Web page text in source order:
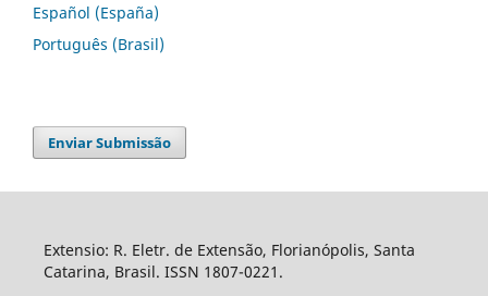
Español (España)
Português (Brasil)
Enviar Submissão
Extensio: R. Eletr. de Extensão, Florianópolis, Santa
Catarina, Brasil. ISSN 1807-0221.